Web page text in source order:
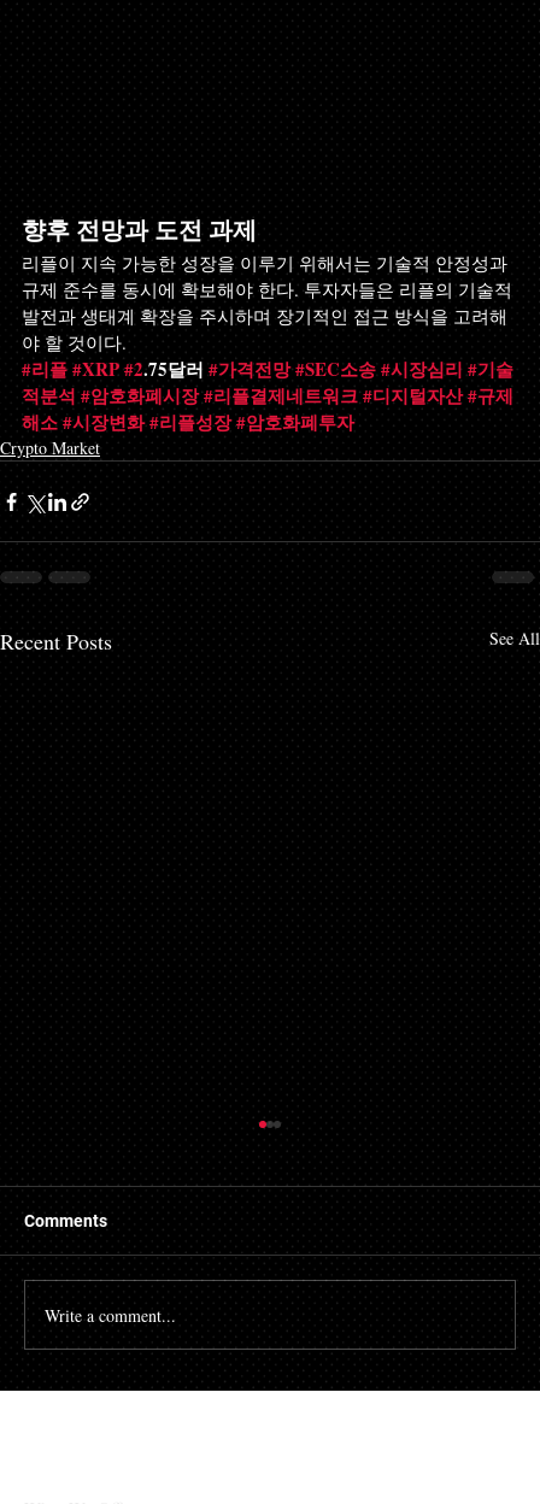
향후 전망과 도전 과제
리플이 지속 가능한 성장을 이루기 위해서는 기술적 안정성과
규제 준수를 동시에 확보해야 한다. 투자자들은 리플의 기술적
발전과 생태계 확장을 주시하며 장기적인 접근 방식을 고려해
야 할 것이다.
#리플#XRP#2.75달러 #가격전망#SEC소송#시장심리 #기술
적분석 #암호화폐시장#리플결제네트워크#디지털자산#규제
해소#시장변화#리플성장#암호화폐투자
Crypto Market
Recent Posts See All
Comments
Write a comment...